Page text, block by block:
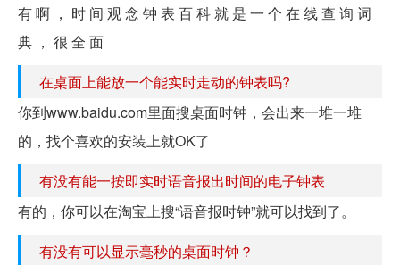
有 啊 ， 时 间 观 念 钟 表 百 科 就 是 一 个 在 线 查 询 词
典 ， 很 全 面
在桌面上能放一个能实时走动的钟表吗?
你到www.baidu.com里面搜桌面时钟，会出来一堆一堆
的，找个喜欢的安装上就OK了
有没有能一按即实时语音报出时间的电子钟表
有的，你可以在淘宝上搜“语音报时钟”就可以找到了。
有没有可以显示毫秒的桌面时钟？